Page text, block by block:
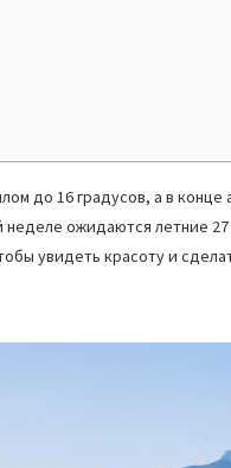
до 16 градусов, а в
ожидаются летние
увидеть красоту и